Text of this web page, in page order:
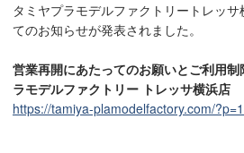
タミヤプラモデルファクトリートレッ
てのお知らせが発表されました。
営業再開にあたってのお願いとご利用
ラモデルファクトリー トレッサ横浜店
https://tamiya-plamodelfactory.com/